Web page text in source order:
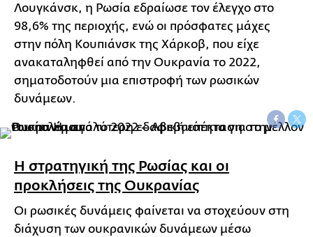
Λουγκάνσκ, η Ρωσία εδραίωσε τον έλεγχο στο
98,6% της περιοχής, ενώ οι πρόσφατες μάχες
στην πόλη Κουπιάνσκ της Χάρκοβ, που είχε
ανακαταληφθεί από την Ουκρανία το 2022,
σηματοδοτούν μια επιστροφή των ρωσικών
δυνάμεων.
Η στρατηγική της Ρωσίας και οι
προκλήσεις της Ουκρανίας
Οι ρωσικές δυνάμεις φαίνεται να στοχεύουν στη
διάχυση των ουκρανικών δυνάμεων μέσω